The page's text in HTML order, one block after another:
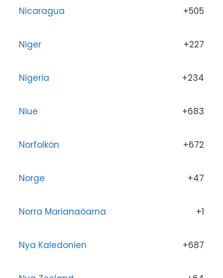
Nicaragua +505
Niger +227
Nigeria +234
Niue +683
Norfolkön +672
Norge +47
Norra Marianaöarna +1
Nya Kaledonien +687